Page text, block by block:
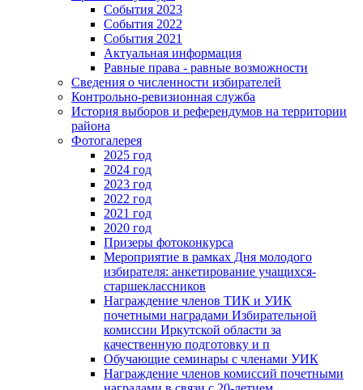
События 2023
События 2022
События 2021
Актуальная информация
Равные права - равные возможности
Сведения о численности избирателей
Контрольно-ревизионная служба
История выборов и референдумов на территории
района
Фотогалерея
2025 год
2024 год
2023 год
2022 год
2021 год
2020 год
Призеры фотоконкурса
Мероприятие в рамках Дня молодого
избирателя: анкетирование учащихся-
старшеклассников
Награждение членов ТИК и УИК
почетными наградами Избирательной
комиссии Иркутской области за
качественную подготовку и п
Обучающие семинары с членами УИК
Награждение членов комиссий почетными